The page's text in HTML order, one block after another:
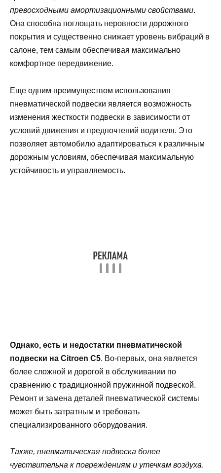
превосходными амортизационными свойствами.
Она способна поглощать неровности дорожного
покрытия и существенно снижает уровень вибраций в
салоне, тем самым обеспечивая максимально
комфортное передвижение.
Еще одним преимуществом использования
пневматической подвески является возможность
изменения жесткости подвески в зависимости от
условий движения и предпочтений водителя. Это
позволяет автомобилю адаптироваться к различным
дорожным условиям, обеспечивая максимальную
устойчивость и управляемость.
Однако, есть и недостатки пневматической
подвески на Citroen C5. Во-первых, она является
более сложной и дорогой в обслуживании по
сравнению с традиционной пружинной подвеской.
Ремонт и замена деталей пневматической системы
может быть затратным и требовать
специализированного оборудования.
Также, пневматическая подвеска более
чувствительна к повреждениям и утечкам воздуха.